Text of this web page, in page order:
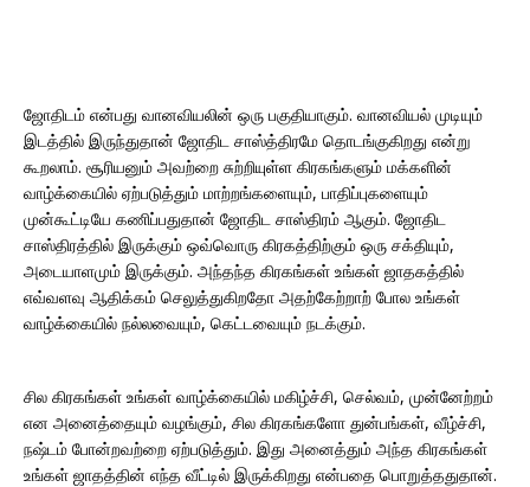
ஜோதிடம் என்பது வானவியலின் ஒரு பகுதியாகும். வானவியல் முடியும்
இடத்தில் இருந்துதான் ஜோதிட சாஸ்த்திரமே தொடங்குகிறது என்று
கூறலாம். சூரியனும் அவற்றை சுற்றியுள்ள கிரகங்களும் மக்களின்
வாழ்க்கையில் ஏற்படுத்தும் மாற்றங்களையும், பாதிப்புகளையும்
முன்கூட்டியே கணிப்பதுதான் ஜோதிட சாஸ்திரம் ஆகும். ஜோதிட
சாஸ்திரத்தில் இருக்கும் ஒவ்வொரு கிரகத்திற்கும் ஒரு சக்தியும்,
அடையாளமும் இருக்கும். அந்தந்த கிரகங்கள் உங்கள் ஜாதகத்தில்
எவ்வளவு ஆதிக்கம் செலுத்துகிறதோ அதற்கேற்றாற் போல உங்கள்
வாழ்க்கையில் நல்லவையும், கெட்டவையும் நடக்கும்.
சில கிரகங்கள் உங்கள் வாழ்க்கையில் மகிழ்ச்சி, செல்வம், முன்னேற்றம்
என அனைத்தையும் வழங்கும், சில கிரகங்களோ துன்பங்கள், வீழ்ச்சி,
நஷ்டம் போன்றவற்றை ஏற்படுத்தும். இது அனைத்தும் அந்த கிரகங்கள்
உங்கள் ஜாதத்தின் எந்த வீட்டில் இருக்கிறது என்பதை பொறுத்ததுதான்.